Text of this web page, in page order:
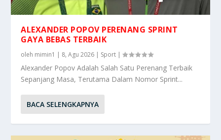
ALEXANDER POPOV PERENANG SPRINT
GAYA BEBAS TERBAIK
oleh mimin1 | 8, Agu 2026 | Sport |
Alexander Popov Adalah Salah Satu Perenang Terbaik
Sepanjang Masa, Terutama Dalam Nomor Sprint...
BACA SELENGKAPNYA